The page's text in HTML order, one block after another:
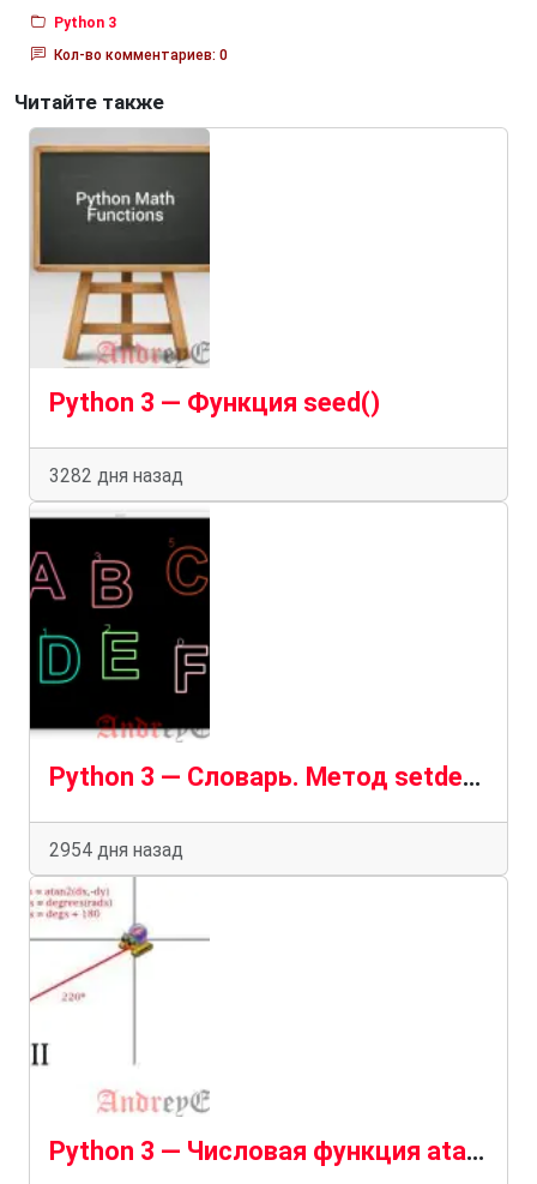
Python 3
Кол-во комментариев: 0
Читайте также
Python 3 — Функция seed()
3282 дня назад
Python 3 — Словарь. Метод setdefault()
2954 дня назад
Python 3 — Числовая функция atan2()